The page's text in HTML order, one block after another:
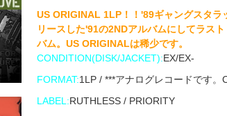
US ORIGINAL 1LP！！'89ギャングスタ
リースした'91の2NDアルバムにしてラス
バム。US ORIGINALは稀少です。
CONDITION(DISK/JACKET):EX/EX-
FORMAT:1LP / ***アナログレコードです。
LABEL:RUTHLESS / PRIORITY